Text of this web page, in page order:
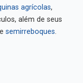
agrícolas,
além de seus
e semirreboques.